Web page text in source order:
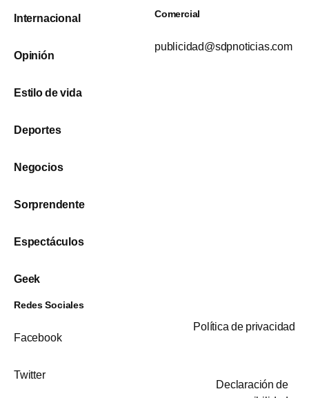
Internacional
Opinión
Estilo de vida
Deportes
Negocios
Sorprendente
Espectáculos
Geek
Comercial
publicidad@sdpnoticias.com
Redes Sociales
Facebook
Twitter
Política de privacidad
Declaración de